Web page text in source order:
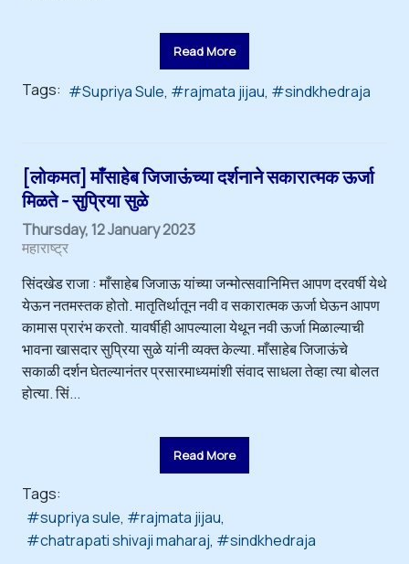
Read More
Tags: Supriya Sule rajmata jijau sindkhedraja
[लोकमत] माँसाहेब जिजाऊंच्या दर्शनाने सकारात्मक ऊर्जा
मिळते - सुप्रिया सुळे
Thursday, 12 January 2023
महाराष्ट्र
सिंदखेड राजा : माँसाहेब जिजाऊ यांच्या जन्मोत्सवानिमित्त आपण दरवर्षी येथे
येऊन नतमस्तक होतो. मातृतिर्थातून नवी व सकारात्मक ऊर्जा घेऊन आपण
कामास प्रारंभ करतो. यावर्षीही आपल्याला येथून नवी ऊर्जा मिळाल्याची
भावना खासदार सुप्रिया सुळे यांनी व्यक्त केल्या. माँसाहेब जिजाऊंचे
सकाळी दर्शन घेतल्यानंतर प्रसारमाध्यमांशी संवाद साधला तेव्हा त्या बोलत
होत्या. सिं...
Read More
Tags:
supriya sule
rajmata jijau
chatrapati shivaji maharaj
sindkhedraja